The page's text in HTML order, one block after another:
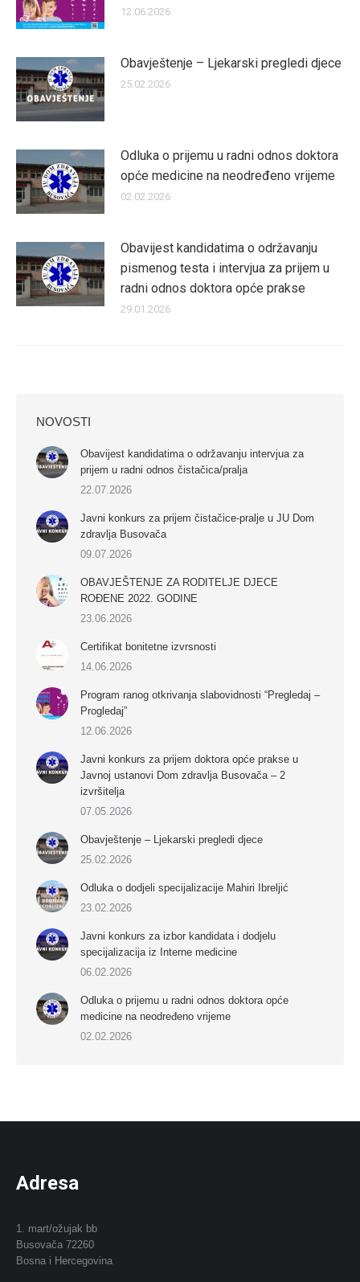
12.06.2026
Obavještenje – Ljekarski pregledi djece
25.02.2026
Odluka o prijemu u radni odnos doktora
opće medicine na neodređeno vrijeme
02.02.2026
Obavijest kandidatima o održavanju
pismenog testa i intervjua za prijem u
radni odnos doktora opće prakse
29.01.2026
NOVOSTI
Obavijest kandidatima o održavanju intervjua za
prijem u radni odnos čistačica/pralja
22.07.2026
Javni konkurs za prijem čistačice-pralje u JU Dom
zdravlja Busovača
09.07.2026
OBAVJEŠTENJE ZA RODITELJE DJECE
ROĐENE 2022. GODINE
23.06.2026
Certifikat bonitetne izvrsnosti
14.06.2026
Program ranog otkrivanja slabovidnosti “Pregledaj –
Progledaj”
12.06.2026
Javni konkurs za prijem doktora opće prakse u
Javnoj ustanovi Dom zdravlja Busovača – 2
izvršitelja
07.05.2026
Obavještenje – Ljekarski pregledi djece
25.02.2026
Odluka o dodjeli specijalizacije Mahiri Ibreljić
23.02.2026
Javni konkurs za izbor kandidata i dodjelu
specijalizacija iz Interne medicine
06.02.2026
Odluka o prijemu u radni odnos doktora opće
medicine na neodređeno vrijeme
02.02.2026
Adresa
1. mart/ožujak bb
Busovača 72260
Bosna i Hercegovina